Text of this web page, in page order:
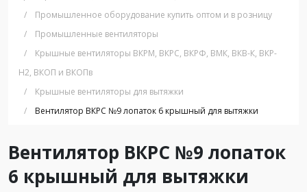
/
Промышленное оборудование купить оптом и в розницу
/
Промышленные вентиляторы
/
Крышные вентиляторы ВКРМ, ВКРС, ВКРФ, ВМК, ВКВ-К, ВКР-
Н2, ВКОП и ВКОПв
/
Крышные вентиляторы для вытяжки
/
Вентилятор ВКРС №9 лопаток 6 крышный для вытяжки
Вентилятор ВКРС №9 лопаток
6 крышный для вытяжки